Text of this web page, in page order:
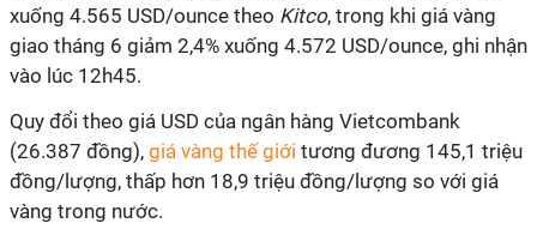
xuống 4.565 USD/ounce theo Kitco, trong khi giá vàng
giao tháng 6 giảm 2,4% xuống 4.572 USD/ounce, ghi nhận
vào lúc 12h45.
Quy đổi theo giá USD của ngân hàng Vietcombank
(26.387 đồng), giá vàng thế giới tương đương 145,1 triệu
đồng/lượng, thấp hơn 18,9 triệu đồng/lượng so với giá
vàng trong nước.